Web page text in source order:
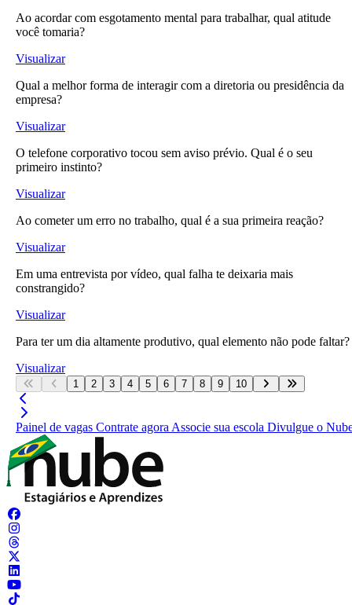
Ao acordar com esgotamento mental para trabalhar, qual atitude
você tomaria?
Visualizar
Qual a melhor forma de interagir com a diretoria ou presidência da
empresa?
Visualizar
O telefone corporativo tocou sem aviso prévio. Qual é o seu
primeiro instinto?
Visualizar
Ao cometer um erro no trabalho, qual é a sua primeira reação?
Visualizar
Em uma entrevista por vídeo, qual falha te deixaria mais
constrangido?
Visualizar
Para ter um dia altamente produtivo, qual elemento não pode faltar?
Visualizar
1 2 3 4 5 6 7 8 9 10
Painel de vagas Contrate agora Associe sua escola Divulgue o